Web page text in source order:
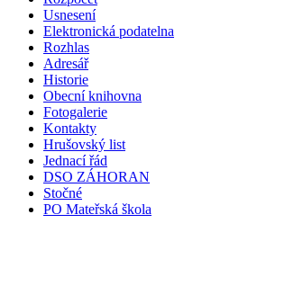
Usnesení
Elektronická podatelna
Rozhlas
Adresář
Historie
Obecní knihovna
Fotogalerie
Kontakty
Hrušovský list
Jednací řád
DSO ZÁHORAN
Stočné
PO Mateřská škola